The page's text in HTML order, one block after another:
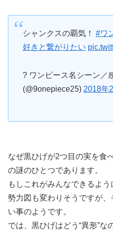
シャンクスの覇気！ #ワ
好きと繋がりたい
? ワンピース名シーン／
(@9onepiece25) 2018年
なぜ黒ひげが2つ目の実を食
の謎のひとつであります。
もしこれがみんなできるよ
勢力図も変わりそうですが
い事のようです。
では、黒ひげはどう“異形”